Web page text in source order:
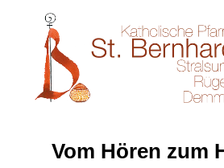
Vom Hören zum